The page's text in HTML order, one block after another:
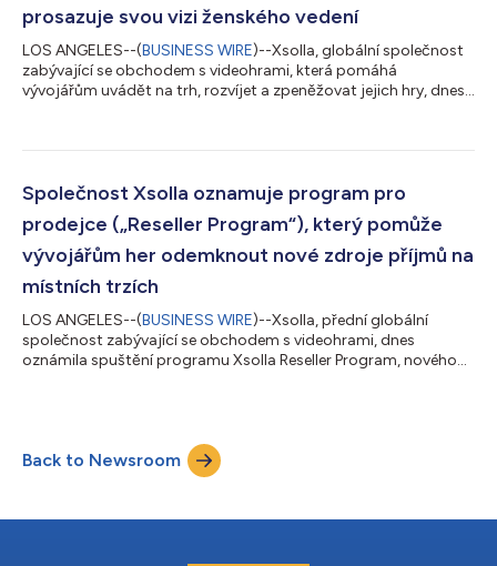
prosazuje svou vizi ženského vedení
LOS ANGELES--(BUSINESS WIRE)--Xsolla, globální společnost
zabývající se obchodem s videohrami, která pomáhá
vývojářům uvádět na trh, rozvíjet a zpeněžovat jejich hry, dnes
komunitních iniciativ, průmyslových akcí a platforem pro
Turecka, Dubaje a Kypru. Vzhledem k tomu, že herní průmysl
pokračuje v expanzi na rozvíjejících se a...
Společnost Xsolla oznamuje program pro
prodejce („Reseller Program“), který pomůže
vývojářům her odemknout nové zdroje příjmů na
místních trzích
LOS ANGELES--(BUSINESS WIRE)--Xsolla, přední globální
společnost zabývající se obchodem s videohrami, dnes
oznámila spuštění programu Xsolla Reseller Program, nového
distributorů v jihovýchodní Asii a Latinské Americe a v průběhu
roku 2026 bude rozšířen do dalších regionů. V rámci svého
globálního růstu čelí vývoj...
Back to Newsroom